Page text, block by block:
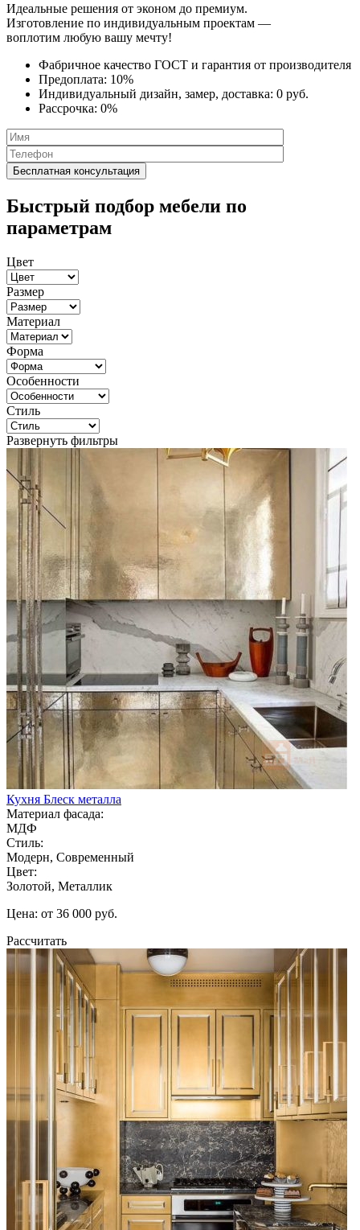
Идеальные решения от эконом до премиум.
Изготовление по индивидуальным проектам —
воплотим любую вашу мечту!
Фабричное качество ГОСТ и гарантия от производителя
Предоплата: 10%
Индивидуальный дизайн, замер, доставка: 0 руб.
Рассрочка: 0%
Быстрый подбор мебели по
параметрам
Цвет
Размер
Материал
Форма
Особенности
Стиль
Развернуть фильтры
Кухня Блеск металла
Материал фасада:
МДФ
Стиль:
Модерн, Современный
Цвет:
Золотой, Металлик
Цена: от 36 000 руб.
Рассчитать